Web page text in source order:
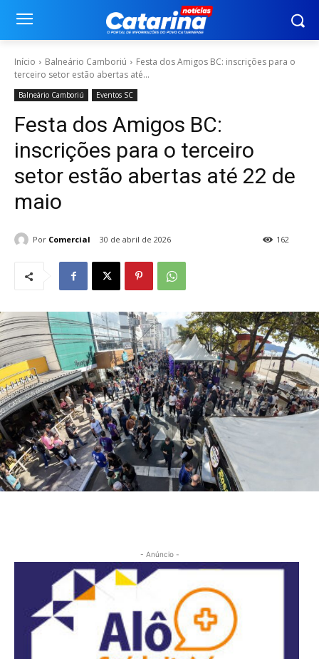
Início Balneário Camboriú
Festa dos Amigos BC: inscrições para o
terceiro setor estão abertas até...
Balneário Camboriú Eventos SC
Festa dos Amigos BC:
inscrições para o terceiro
setor estão abertas até 22 de
maio
Por Comercial 30 de abril de 2026 162
- Anúncio -